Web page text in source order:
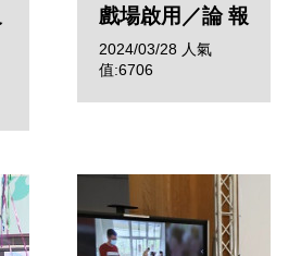
戲場啟用／論 報
2024/03/28 人氣
值:6706